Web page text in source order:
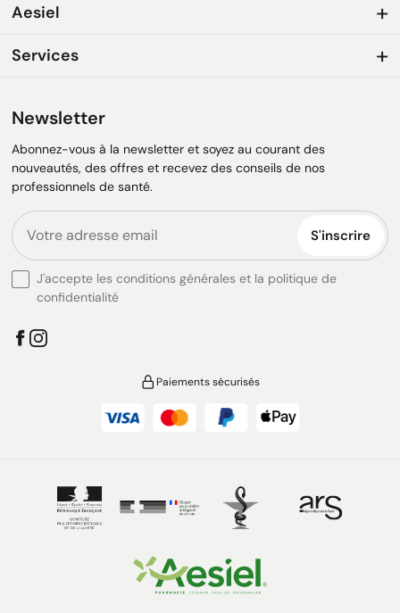
Aesiel
Services
Newsletter
Abonnez-vous à la newsletter et soyez au courant des
nouveautés, des offres et recevez des conseils de nos
professionnels de santé.
S'inscrire
J'accepte les conditions générales et la politique de
confidentialité
Paiements sécurisés